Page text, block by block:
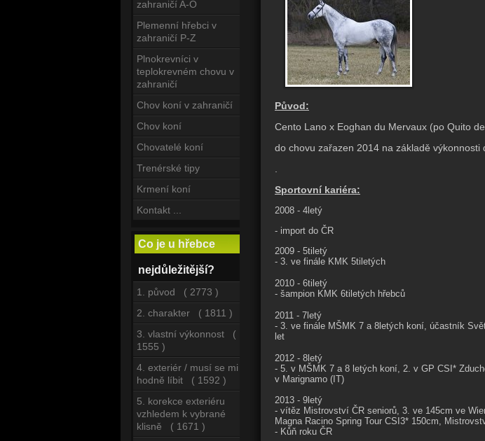
zahraničí A-O
Plemenní hřebci v
zahraničí P-Z
Plnokrevníci v
teplokrevném chovu v
zahraničí
Chov koní v zahraničí
Chov koní
Chovatelé koní
Trenérské tipy
Krmení koní
Kontakt ...
Co je u hřebce
nejdůležitější?
1. původ ( 2773 )
2. charakter ( 1811 )
3. vlastní výkonnost (
1555 )
4. exteriér / musí se mi
hodně líbit ( 1592 )
5. korekce exteriéru
vzhledem k vybrané
klisně ( 1671 )
Původ:
Cento Lano x Eoghan du Mervaux (po Quito
do chovu zařazen 2014 na základě výkonnosti
Sportovní kariéra:
2008 - 4letý
- import do ČR
2009 - 5tiletý
- 3. ve finále KMK 5tiletých
2010 - 6tiletý
- šampion KMK 6tiletých hřebců
2011 - 7letý
- 3. ve finále MŠMK 7 a 8letých koní, účastník
let
2012 - 8letý
- 5. v MŠMK 7 a 8 letých koní, 2. v GP CSI*
v Marignamo (IT)
2013 - 9letý
- vítěz Mistrovství ČR seniorů, 3. ve 145cm ve
Magna Racino Spring Tour CSI3* 150cm ,
- Kůň roku ČR